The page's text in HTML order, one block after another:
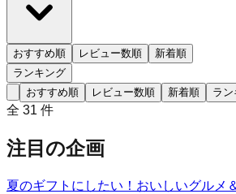
おすすめ順 レビュー数順
新着順
ランキング
おすすめ順
レビュー数順 新着順 ラ
全 31 件
注目の企画
夏のギフトにしたい！おいしいグルメ